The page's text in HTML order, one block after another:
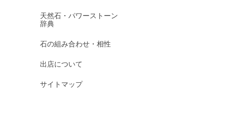
天然石・パワーストーン
辞典
石の組み合わせ・相性
出店について
サイトマップ